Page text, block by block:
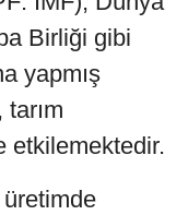
Birliği gibi
yapmış
etkilemektedir.
üretimde